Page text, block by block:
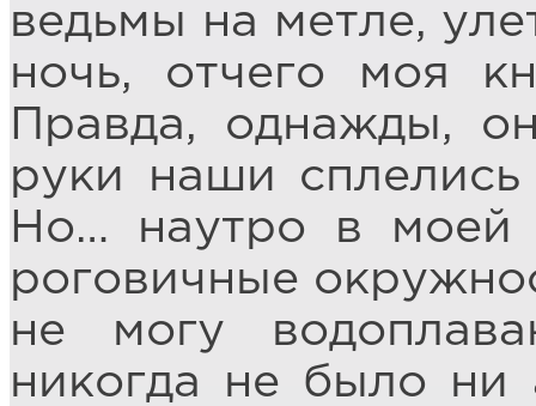
ведьмы на метле,
ночь, отчего моя
Правда, однажды,
руки наши
Но… наутро в моей
роговичные
не могу
никогда не было